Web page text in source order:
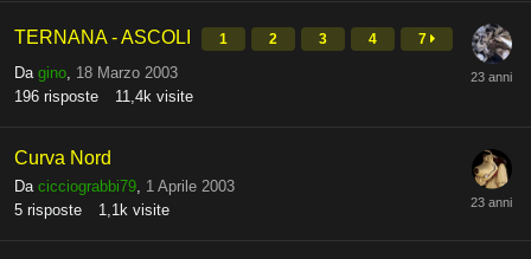
TERNANA - ASCOLI 1 2 3 4 7
Da gino 18 Marzo 2003
196 risposte 11,4k visite
Curva Nord
Da cicciograbbi79 1 Aprile 2003
5 risposte 1,1k visite